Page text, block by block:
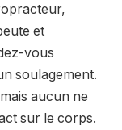
et
vous
soulagement.
aucun ne
sur le corps.